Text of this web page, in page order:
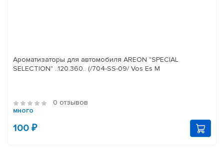
Ароматизаторы для автомобиля AREON "SPECIAL
SELECTION" ..120.360.. (/704-SS-09/ Vos Es M
0 отзывов
много
100 ₽